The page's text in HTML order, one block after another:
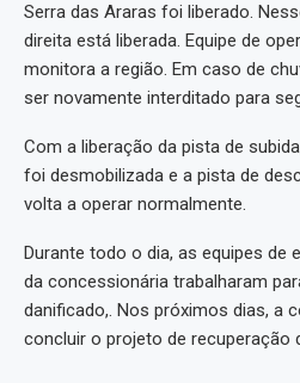
Serra das Araras foi liberado.
direita está liberada. Equipe de
monitora a região. Em caso de
ser novamente interditado para
Com a liberação da pista de
foi desmobilizada e a pista de
volta a operar normalmente.
Durante todo o dia, as equipes de
da concessionária trabalharam
danificado,. Nos próximos dias, a
concluir o projeto de recuperação